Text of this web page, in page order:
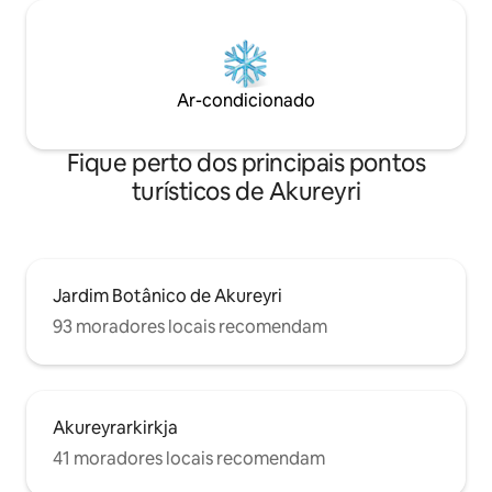
Ar-condicionado
Fique perto dos principais pontos
turísticos de Akureyri
Jardim Botânico de Akureyri
93 moradores locais recomendam
Akureyrarkirkja
41 moradores locais recomendam